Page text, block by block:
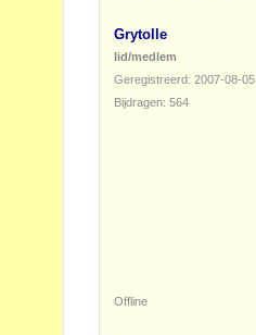
Grytolle
lid/medlem
Geregistreerd: 2007-08-05
Bijdragen: 564
Offline